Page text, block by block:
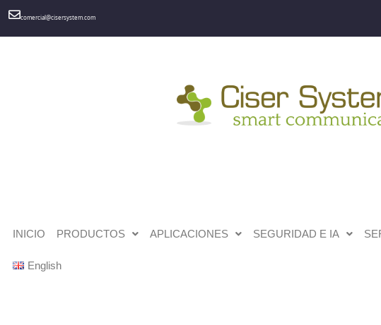
comercial@cisersystem.com
INICIO PRODUCTOS APLICACIONES SEGURIDAD E IA
English